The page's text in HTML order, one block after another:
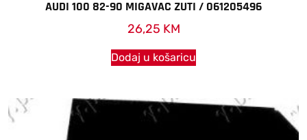
AUDI 100 82-90 MIGAVAC ZUTI / 061205496
26,25 KM
Dodaj u košaricu